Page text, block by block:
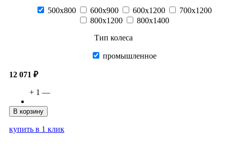
500х800 600х900 600х1200
700х1200
800х1200
800х1400
Тип колеса
промышленное
12 071 ₽
+ 1 —
В корзину
купить в 1 клик